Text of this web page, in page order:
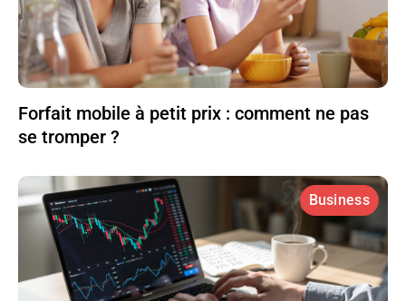
Forfait mobile à petit prix : comment ne pas
se tromper ?
Business